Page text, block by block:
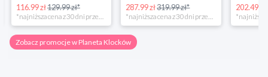
116.99 zł129.99 zł*
*najniższa cena z 30 dni przed obniżką
287.99 zł319.99 zł*
*najniższa cena z 30 dni przed obniżką
202.49 zł
Zobacz promocje w Planeta Klocków